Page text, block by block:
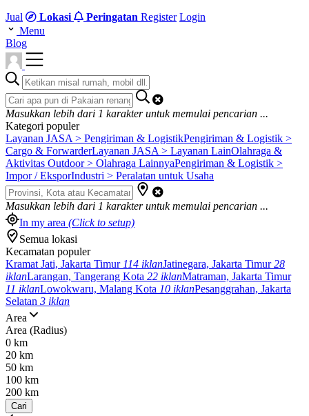
Jual
Lokasi Peringatan Register Login
Menu
Blog
Masukkan lebih dari 1 karakter untuk memulai pencarian ...
Kategori populer
Layanan JASA > Pengiriman & LogistikPengiriman & Logistik >
Cargo & ForwarderLayanan JASA > Layanan LainOlahraga &
Aktivitas Outdoor > Olahraga LainnyaPengiriman & Logistik >
Impor / EksporIndustri > Peralatan untuk Usaha
Masukkan lebih dari 1 karakter untuk memulai pencarian ...
In my area (Click to setup)
Semua lokasi
Kecamatan populer
Kramat Jati, Jakarta Timur 114 iklanJatinegara, Jakarta Timur28
iklanLarangan, Tangerang Kota 22 iklanMatraman, Jakarta Timur
11 iklanLowokwaru, Malang Kota 10 iklanPesanggrahan, Jakarta
Selatan 3 iklan
Area
Area (Radius)
0 km
20 km
50 km
100 km
200 km
Cari